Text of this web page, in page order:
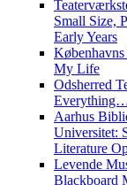
Small Size,
Early Years
My Life
Odsherred
Aarhus
Universitet:
Literature
Levende
Blackboard